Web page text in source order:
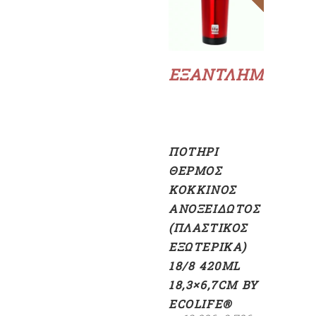
ΕΞΑΝΤΛΗΜΈΝΟ
Διαβάστε
ΠΟΤΉΡΙ
ΘΕΡΜΌΣ
ΚΌΚΚΙΝΟΣ
ΑΝΟΞΕΊΔΩΤΟΣ
(ΠΛΑΣΤΙΚΌΣ
ΕΞΩΤΕΡΙΚΆ)
18/8 420ML
18,3×6,7CM BY
ECOLIFE®